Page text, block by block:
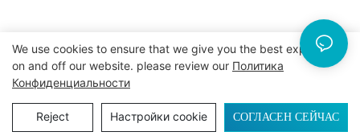
We use cookies to ensure that we give you the best experience
on and off our website. please review our Политика
Конфиденциальности
Reject Настройки cookie СОГЛАСЕН СЕЙЧАС